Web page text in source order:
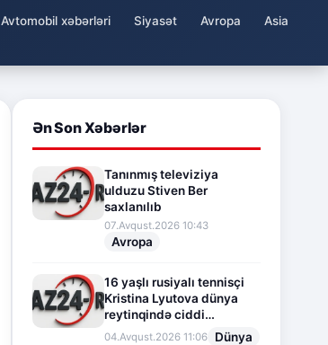
Avtomobil xəbərləri Siyasət Avropa
Asia
Ən Son Xəbərlər
Tanınmış televiziya
ulduzu Stiven Ber
saxlanılıb
07.Avqust.2026 10:43
Avropa
16 yaşlı rusiyalı tennisçi
Kristina Lyutova dünya
reytinqində ciddi
irəliləyişə imza atdı
04.Avqust.2026 11:06 Dünya